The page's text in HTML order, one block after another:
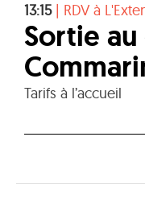
13:15| RDV à
Sortie
Tarifs à l’accueil